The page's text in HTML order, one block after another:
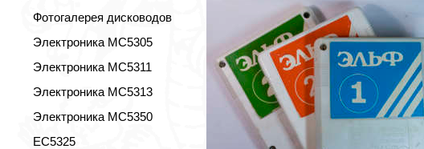
Фотогалерея дисководов
Электроника МС5305
Электроника МС5311
Электроника МС5313
Электроника МС5350
ЕС5325